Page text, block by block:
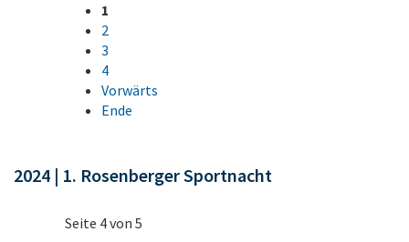
1
2
3
4
Vorwärts
Ende
2024 | 1. Rosenberger Sportnacht
Seite 4 von 5